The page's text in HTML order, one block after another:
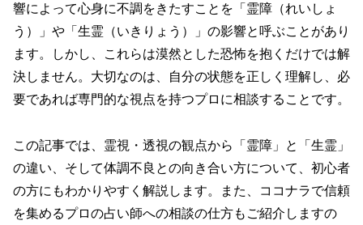
響によって心身に不調をきたすことを「霊障（れいしょ
う）」や「生霊（いきりょう）」の影響と呼ぶことがあり
ます。しかし、これらは漠然とした恐怖を抱くだけでは解
決しません。大切なのは、自分の状態を正しく理解し、必
要であれば専門的な視点を持つプロに相談することです。
この記事では、霊視・透視の観点から「霊障」と「生霊」
の違い、そして体調不良との向き合い方について、初心者
の方にもわかりやすく解説します。また、ココナラで信頼
を集めるプロの占い師への相談の仕方もご紹介しますの